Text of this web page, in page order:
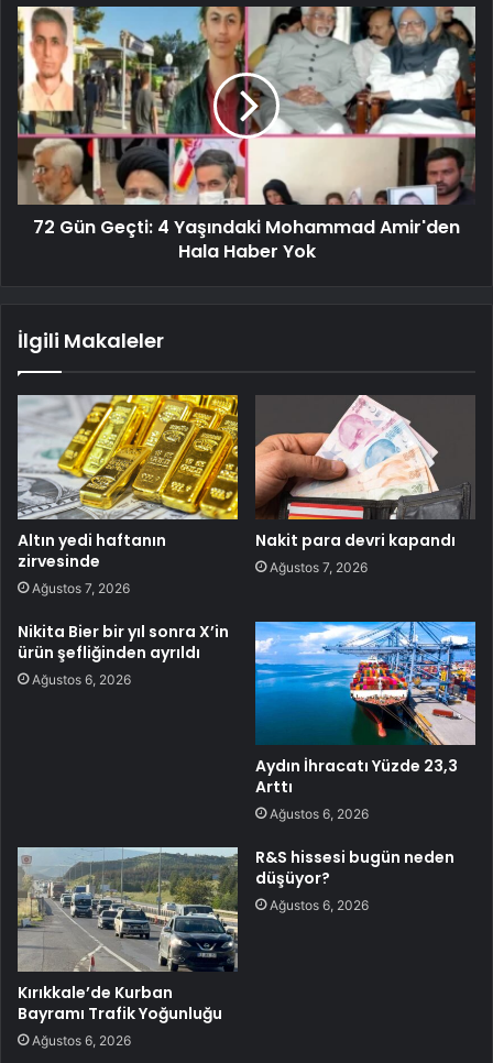
72 Gün Geçti: 4 Yaşındaki Mohammad Amir'den
Hala Haber Yok
İlgili Makaleler
Altın yedi haftanın
zirvesinde
Ağustos 7, 2026
Nakit para devri kapandı
Ağustos 7, 2026
Nikita Bier bir yıl sonra X’in
ürün şefliğinden ayrıldı
Ağustos 6, 2026
Aydın İhracatı Yüzde 23,3
Arttı
Ağustos 6, 2026
Kırıkkale’de Kurban
Bayramı Trafik Yoğunluğu
Ağustos 6, 2026
R&S hissesi bugün neden
düşüyor?
Ağustos 6, 2026